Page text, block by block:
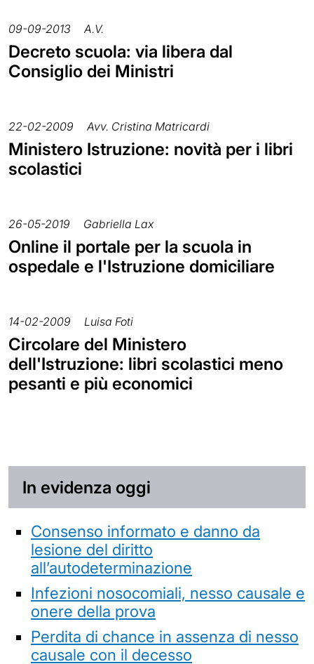
09-09-2013 A.V.
Decreto scuola: via libera dal
Consiglio dei Ministri
22-02-2009 Avv. Cristina Matricardi
Ministero Istruzione: novità per i libri
scolastici
26-05-2019 Gabriella Lax
Online il portale per la scuola in
ospedale e l'Istruzione domiciliare
14-02-2009 Luisa Foti
Circolare del Ministero
dell'Istruzione: libri scolastici meno
pesanti e più economici
In evidenza oggi
Consenso informato e danno da
lesione del diritto
all’autodeterminazione
Infezioni nosocomiali, nesso causale e
onere della prova
Perdita di chance in assenza di nesso
causale con il decesso